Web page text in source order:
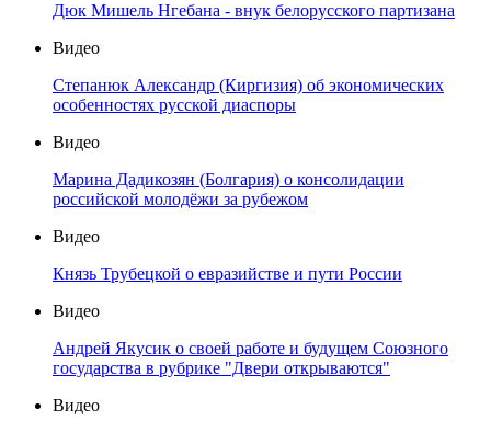
Дюк Мишель Нгебана - внук белорусского партизана
Видео
Степанюк Александр (Киргизия) об экономических
особенностях русской диаспоры
Видео
Марина Дадикозян (Болгария) о консолидации
российской молодёжи за рубежом
Видео
Князь Трубецкой о евразийстве и пути России
Видео
Андрей Якусик о своей работе и будущем Союзного
государства в рубрике "Двери открываются"
Видео